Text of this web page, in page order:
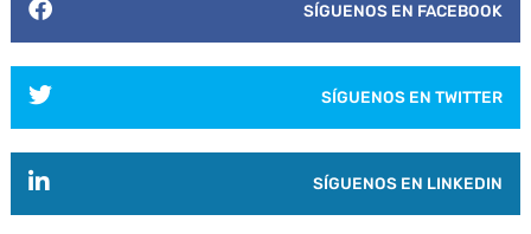
SÍGUENOS EN FACEBOOK
SÍGUENOS EN TWITTER
SÍGUENOS EN LINKEDIN